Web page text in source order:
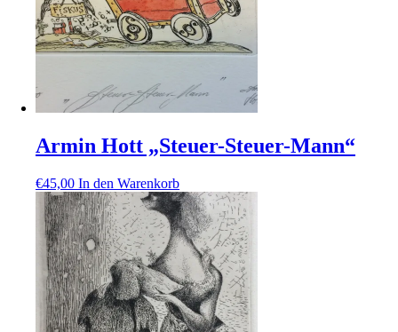
Armin Hott „Steuer-Steuer-Mann“
€45,00 In den Warenkorb